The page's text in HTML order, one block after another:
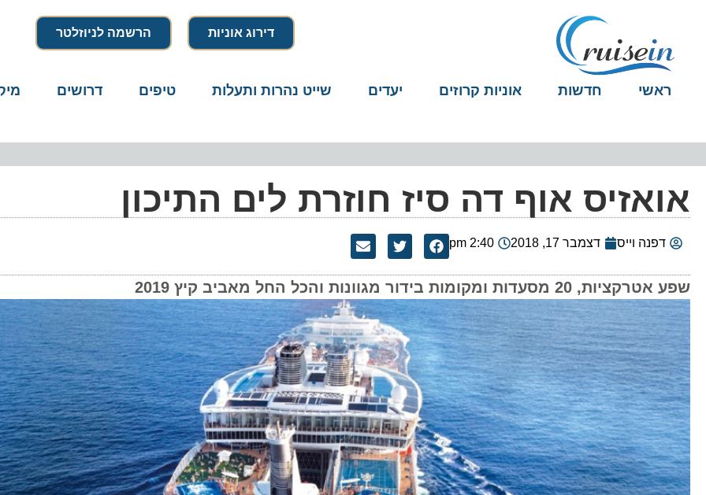
הרשמה לניוזלטר דירוג אוניות
ראשי חדשות אוניות קרוזים יעדים שייט נהרות ותעלות טיפים דרושים
אואזיס אוף דה סיז חוזרת לים התיכון
דפנה וייס דצמבר 17, 2018 2:40 pm
שפע אטרקציות, 20 מסעדות ומקומות בידור מגוונות והכל החל מאביב קיץ 2019